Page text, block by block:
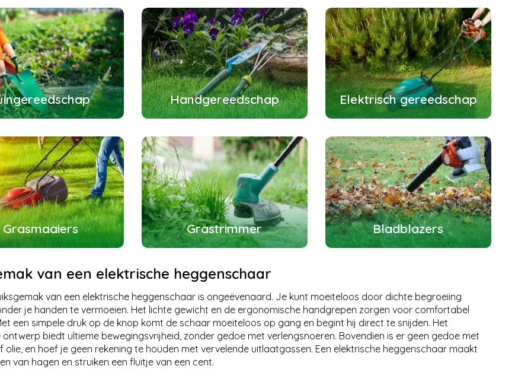
Handgereedschap Elektrisch gereedschap
Grasmaaiers Grastrimmer Bladblazers
van een elektrische heggenschaar
van een elektrische heggenschaar is ongeëvenaard. Je kunt moeiteloos door dichte begroeiing
je handen te vermoeien. Het lichte gewicht en de ergonomische handgrepen zorgen voor comfortabel
een simpele druk op de knop komt de schaar moeiteloos op gang en begint hij direct te snijden. Het
ontwerp biedt ultieme bewegingsvrijheid, zonder gedoe met verlengsnoeren. Bovendien is er geen gedoe met
olie, en hoef je geen rekening te houden met vervelende uitlaatgassen. Een elektrische heggenschaar maakt
van hagen en struiken een fluitje van een cent.